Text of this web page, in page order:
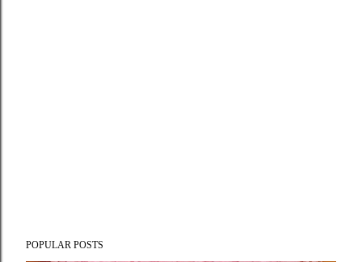
POPULAR POSTS